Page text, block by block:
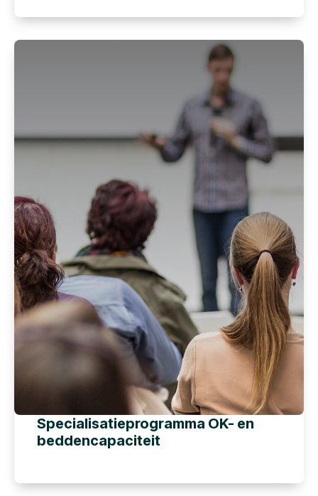
Specialisatieprogramma OK- en
beddencapaciteit